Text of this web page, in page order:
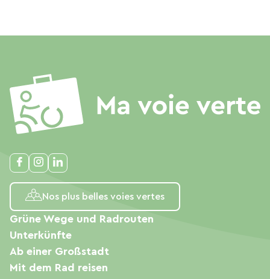
Nos plus belles voies vertes
Grüne Wege und Radrouten
Unterkünfte
Ab einer Großstadt
Mit dem Rad reisen